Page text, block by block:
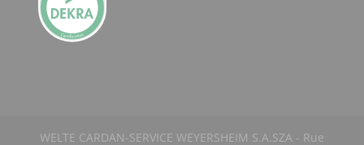
WELTE CARDAN-SERVICE WEYERSHEIM S.A.SZA - Rue